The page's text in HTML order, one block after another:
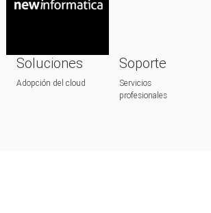
Soluciones
Adopción del cloud
Soporte
Servicios
profesionales